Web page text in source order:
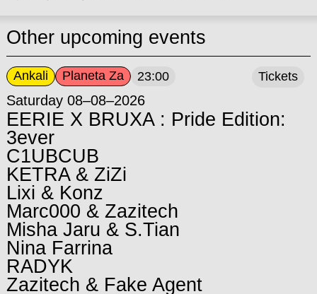
Other upcoming events
Ankali Planeta Za 23:00
Saturday 08–08–2026
EERIE X BRUXA : Pride Edition:
3ever
C1UBCUB
KETRA & ZiZi
Lixi & Konz
Marc000 & Zazitech
Misha Jaru & S.Tian
Nina Farrina
RADYK
Zazitech & Fake Agent
Tickets